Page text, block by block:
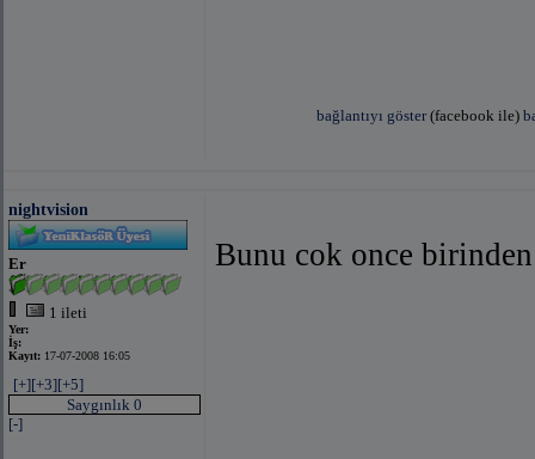
bağlantıyı göster(facebook ile)
nightvision
Er
1 ileti
Yer:
İş:
Kayıt: 17-07-2008 16:05
[+][+3][+5]
Saygınlık 0
[-]
Bunu cok once